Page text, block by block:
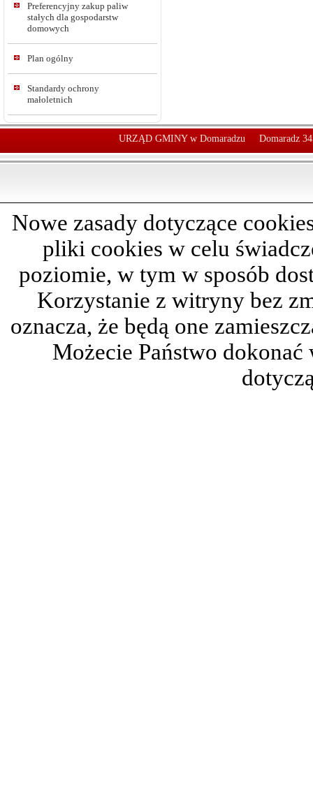
Preferencyjny zakup paliw
stałych dla gospodarstw
domowych
Plan ogólny
Standardy ochrony
małoletnich
URZĄD GMINY w Domaradzu Domaradz
Nowe zasady dotyczące
pliki cookies w celu
poziomie, w tym w sposób
Korzystanie z witryny bez
oznacza, że będą one
Możecie Państwo